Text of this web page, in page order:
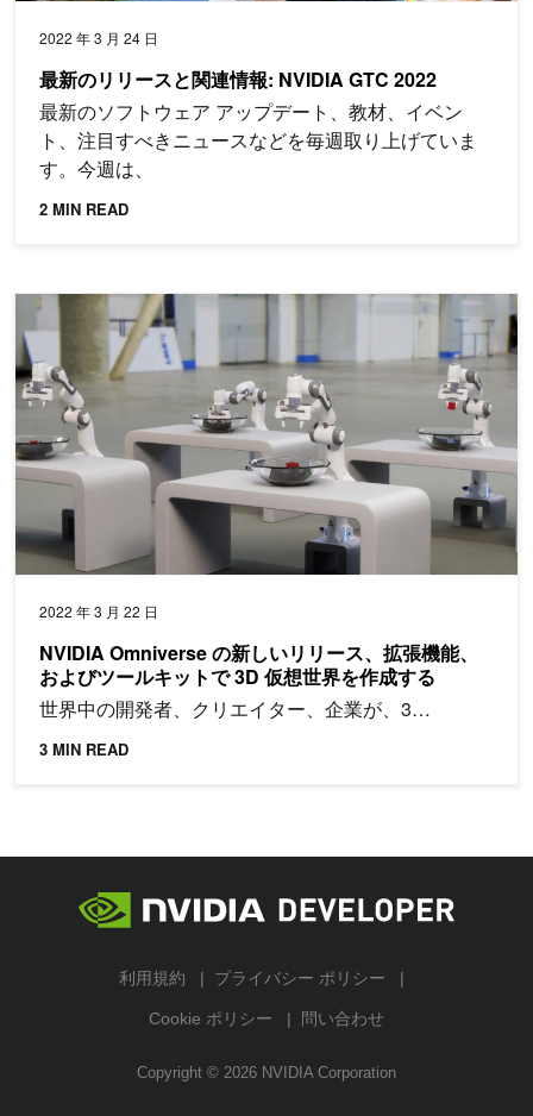
2022 年 3 月 24 日
最新のリリースと関連情報: NVIDIA GTC 2022
最新のソフトウェア アップデート、教材、イベン
ト、注目すべきニュースなどを毎週取り上げていま
す。今週は、
2 MIN READ
2022 年 3 月 22 日
NVIDIA Omniverse の新しいリリース、拡張機能、
およびツールキットで 3D 仮想世界を作成する
世界中の開発者、クリエイター、企業が、3…
3 MIN READ
NVIDIA Omniverse の新しいリリース、拡張機能、およびツー
利用規約 プライバシー ポリシー
Cookie ポリシー 問い合わせ
Copyright © 2026 NVIDIA Corporation